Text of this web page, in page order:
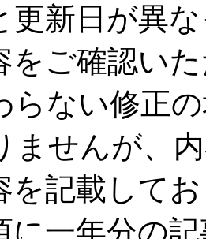
更新日が異
をご確認い
らない修正
ませんが、
を記載して
に一年分の